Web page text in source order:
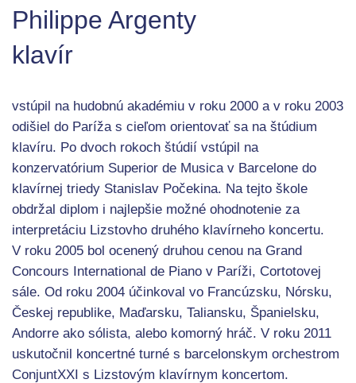
Philippe Argenty
klavír
vstúpil na hudobnú akadémiu v roku 2000 a v roku 2003
odišiel do Paríža s cieľom orientovať sa na štúdium
klavíru. Po dvoch rokoch štúdií vstúpil na
konzervatórium Superior de Musica v Barcelone do
klavírnej triedy Stanislav Počekina. Na tejto škole
obdržal diplom i najlepšie možné ohodnotenie za
interpretáciu Lizstovho druhého klavírneho koncertu.
V roku 2005 bol ocenený druhou cenou na Grand
Concours International de Piano v Paríži, Cortotovej
sále. Od roku 2004 účinkoval vo Francúzsku, Nórsku,
Českej republike, Maďarsku, Taliansku, Španielsku,
Andorre ako sólista, alebo komorný hráč. V roku 2011
uskutočnil koncertné turné s barcelonskym orchestrom
ConjuntXXI s Lizstovým klavírnym koncertom.